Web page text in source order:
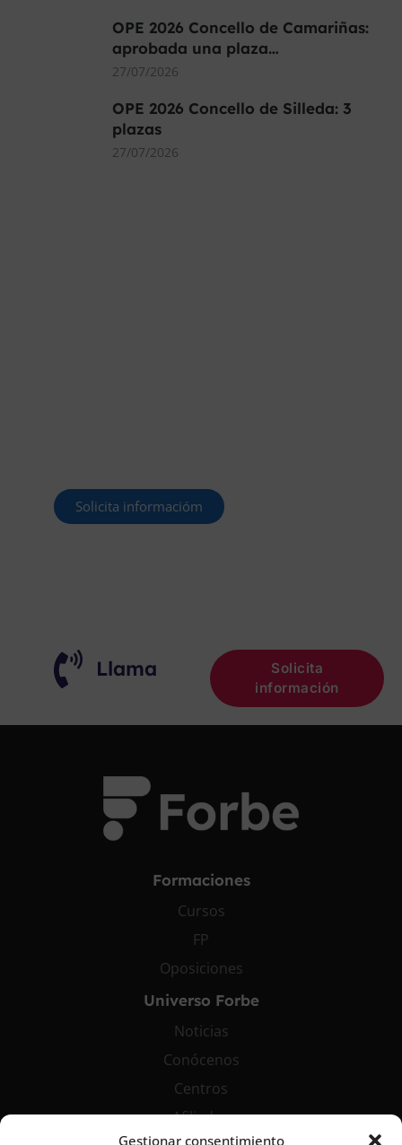
Gestionar consentimiento
OPE 2026 Concello de Camariñas:
aprobada una plaza…
27/07/2026
OPE 2026 Concello de Silleda: 3
plazas
27/07/2026
Solicita informacióm
Llama
Solicita
información
Formaciones
Cursos
FP
Oposiciones
Universo Forbe
Noticias
Conócenos
Centros
Afiliados